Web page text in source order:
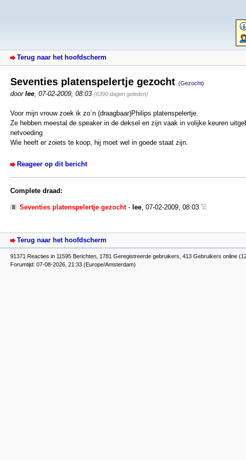
Terug naar het hoofdscherm
Seventies platenspelertje gezocht (Gezocht)
door lee 07-02-2009, 08:03 (6390 dagen geleden)
Voor mijn vrouw zoek ik zo`n (draagbaar)Philips platenspelertje.
Ze hebben meestal de speaker in de deksel en zijn vaak in volijke keuren
netvoeding
Wie heeft er zoiets te koop, hij moet wel in goede staat zijn.
Reageer op dit bericht
Complete draad:
Seventies platenspelertje gezocht- lee 07-02-2009, 08:03
Terug naar het hoofdscherm
91371 Reacties in 11595 Berichten, 1781 Geregistreerde gebruikers, 413 Gebruikers online
Forumtijd: 07-08-2026, 21:33 (Europe/Amsterdam)